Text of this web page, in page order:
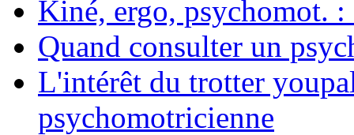
Kiné, ergo, psychomot. :
Quand consulter un
L'intérêt du trotter
psychomotricienne